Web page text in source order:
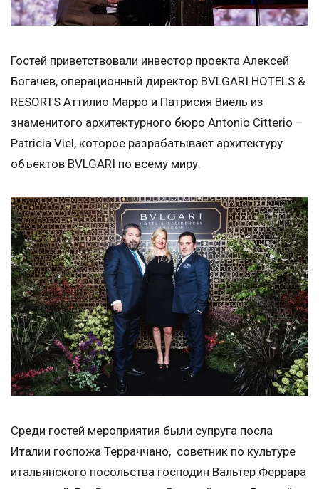
Гостей приветствовали инвестор проекта Алексей
Богачев, операционный директор BVLGARI HOTELS &
RESORTS Аттилио Марро и Патрисия Виель из
знаменитого архитектурного бюро Antonio Citterio –
Patricia Viel, которое разрабатывает архитектуру
объектов BVLGARI по всему миру.
Среди гостей мероприятия были супруга посла
Италии госпожа Терраччано, советник по культуре
итальянского посольства господин Вальтер Феррара